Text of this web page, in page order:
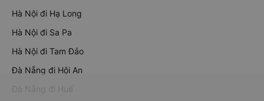
Hà Nội đi Hạ Long
Hà Nội đi Sa Pa
Hà Nội đi Tam Đảo
Đà Nẵng đi Hội An
Đà Nẵng đi Huế